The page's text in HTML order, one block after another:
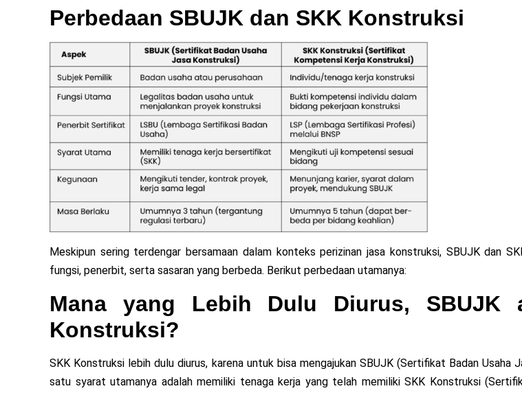
Perbedaan SBUJK dan SKK Konstruksi
Meskipun sering terdengar bersamaan dalam konteks perizinan jasa konstruksi, SBUJK dan
fungsi, penerbit, serta sasaran yang berbeda. Berikut perbedaan utamanya:
Mana yang Lebih Dulu Diurus, SBUJK
Konstruksi?
SKK Konstruksi lebih dulu diurus, karena untuk bisa mengajukan SBUJK (Sertifikat Badan Usaha
satu syarat utamanya adalah memiliki tenaga kerja yang telah memiliki SKK Konstruksi